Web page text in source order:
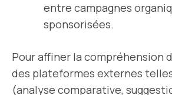
entre campagnes
sponsorisées.
Pour affiner la compréhension
des plateformes externes
(analyse comparative,